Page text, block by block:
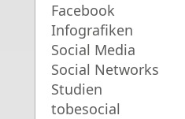
Facebook
Infografiken
Social Media
Social Networks
Studien
tobesocial